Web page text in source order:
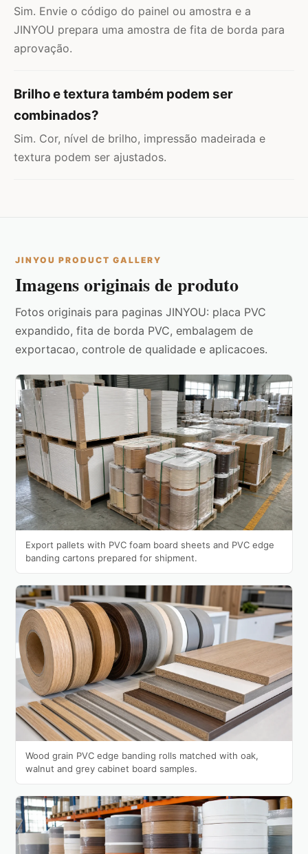
Sim. Envie o código do painel ou amostra e a
JINYOU prepara uma amostra de fita de borda para
aprovação.
Brilho e textura também podem ser
combinados?
Sim. Cor, nível de brilho, impressão madeirada e
textura podem ser ajustados.
JINYOU PRODUCT GALLERY
Imagens originais de produto
Fotos originais para paginas JINYOU: placa PVC
expandido, fita de borda PVC, embalagem de
exportacao, controle de qualidade e aplicacoes.
Export pallets with PVC foam board sheets and PVC edge
banding cartons prepared for shipment.
Wood grain PVC edge banding rolls matched with oak,
walnut and grey cabinet board samples.